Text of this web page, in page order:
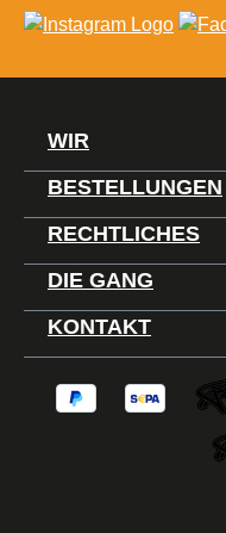
WIR
BESTELLUNGEN
RECHTLICHES
DIE GANG
KONTAKT